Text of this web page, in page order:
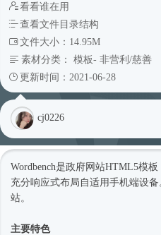
看看谁在用
查看文件目录结构
文件大小：14.95M
素材分类： 模板- 非营利/慈善
更新时间：2021-06-28
cj0226
Wordbench是政府网站HTML5模板
充分响应式布局自适用手机端设
站。
主要特色